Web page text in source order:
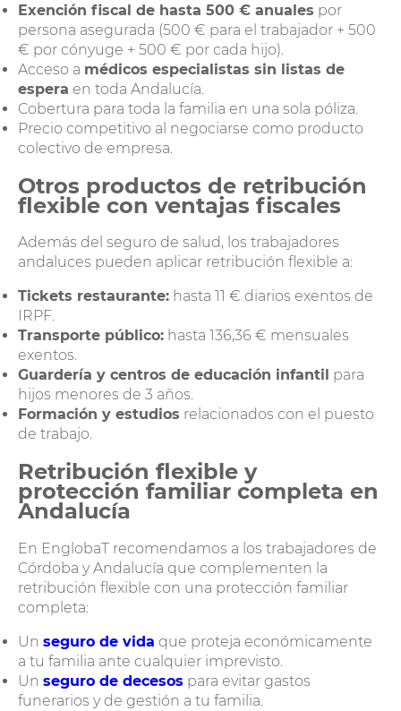
Exención fiscal de hasta 500 € anuales por
persona asegurada (500 € para el trabajador + 500
€ por cónyuge + 500 € por cada hijo).
Acceso a médicos especialistas sin listas de
espera en toda Andalucía.
Cobertura para toda la familia en una sola póliza.
Precio competitivo al negociarse como producto
colectivo de empresa.
Otros productos de retribución
flexible con ventajas fiscales
Además del seguro de salud, los trabajadores
andaluces pueden aplicar retribución flexible a:
Tickets restaurante: hasta 11 € diarios exentos de
IRPF.
Transporte público: hasta 136,36 € mensuales
exentos.
Guardería y centros de educación infantil para
hijos menores de 3 años.
Formación y estudios relacionados con el puesto
de trabajo.
Retribución flexible y
protección familiar completa en
Andalucía
En EnglobaT recomendamos a los trabajadores de
Córdoba y Andalucía que complementen la
retribución flexible con una protección familiar
completa:
Un seguro de vida que proteja económicamente
a tu familia ante cualquier imprevisto.
Un seguro de decesos para evitar gastos
funerarios y de gestión a tu familia.